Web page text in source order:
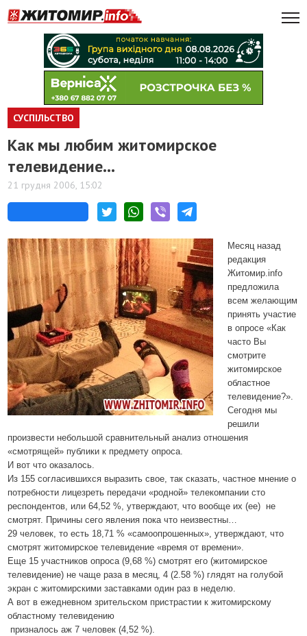
СУСПІЛЬСТВО
Как мы любим житомирское
телевидение…
21 грудня 2006, 15:02
Месяц назад
редакция
Житомир.info
предложила
всем желающим
принять участие
в опросе «Как
часто Вы
смотрите
житомирское
областное
телевидение?».
Сегодня мы
решили
произвести небольшой сравнительный анализ отношения
«смотрящей» публики к предмету опроса.
И вот что оказалось.
Из 155 согласившихся выразить свое, так сказать, частное мнение о
потребности лицезреть передачи «родной» телекомпании сто
респондентов, или64,52 %, утверждают, что вообще их (ее) не
смотрят. Причины сего явления пока что неизвестны…
29 человек, то есть 18,71 % «самоопрошенных», утверждают, что
смотрят житомирское телевидение «время от времени».
Еще 15 участников опроса (9,68 %) смотрят его (житомирское
телевидение) не чаще раза в месяц,4 (2.58 %) глядят на голубой
экран с житомирскими заставками один раз в неделю.
А вот в ежедневном зрительском пристрастии к житомирскому
областному телевидению
призналось аж7 человек (4,52 %).